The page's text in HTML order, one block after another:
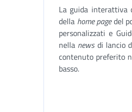
La guida interattiva
della home pagedel
personalizzati e
nella newsdi lancio
contenuto preferito
basso.